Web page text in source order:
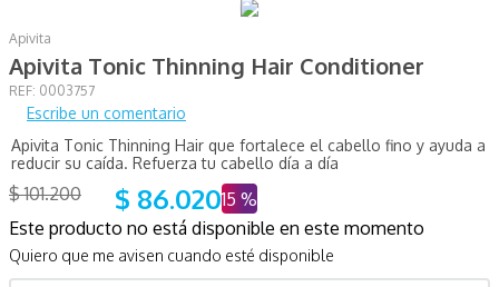
Apivita
Apivita Tonic Thinning Hair Conditioner
: 0003757
Escribe un comentario
Apivita Tonic Thinning Hair que fortalece el cabello fino y ayuda a
reducir su caída. Refuerza tu cabello día a día
$ 101.200 $ 86.02015 %
Este producto no está disponible en este momento
Quiero que me avisen cuando esté disponible
posay